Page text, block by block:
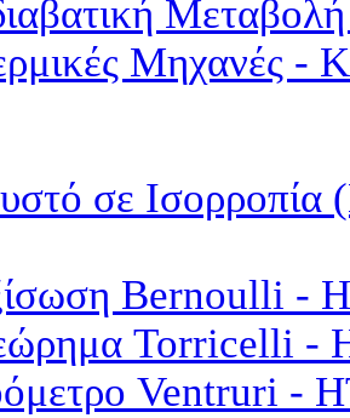
Μηχανές -
σε Ισορροπία
Bernoulli -
Torricelli -
Ventruri -